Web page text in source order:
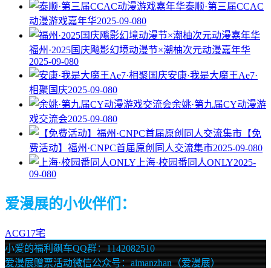
泰顺·第三届CCAC
动漫游戏嘉年华2025-09-080
福州·2025国庆飚影幻境动漫节×潮柚次元动漫嘉年华
2025-09-080
安康·我是大魔王Ae7·
相聚国庆2025-09-080
余姚·第九届CY动漫游
戏交流会2025-09-080
【免
费活动】福州·CNPC首届原创同人交流集市2025-09-080
上海·校园番同人ONLY2025-
09-080
爱漫展的小伙伴们：
ACG17宅
小爱的福利飙车QQ群：1142082510
爱漫展赠票活动微信公众号：aimanzhan（爱漫展）